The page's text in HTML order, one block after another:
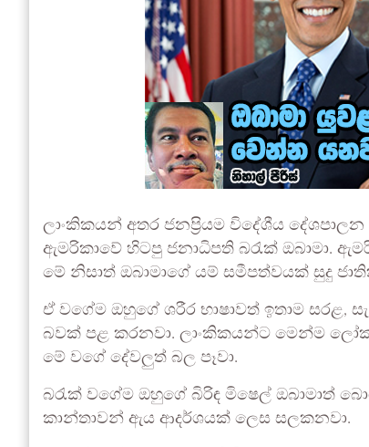
ලාංකිකයන් අතර ජනප්‍රියම විදේශීය
ඇමරිකාවේ හිටපු ජනාධිපති බරැක් ඔබාමා.
මේ නිසාත් ඔබාමාගේ යම් සමීපත්වයක් සුදු
ඒ වගේම ඔහුගේ ශරීර භාෂාවත් ඉතාම සරළ,
බවක් පළ කරනවා. ලාංකිකයන්ට මෙන්ම
මේ වගේ දේවලුත් බල පෑවා.
බරැක් වගේම ඔහුගේ බිරිඳ මිෂෙල්
කාන්තාවන් ඇය ආදර්ශයක් ලෙස සලකනවා.